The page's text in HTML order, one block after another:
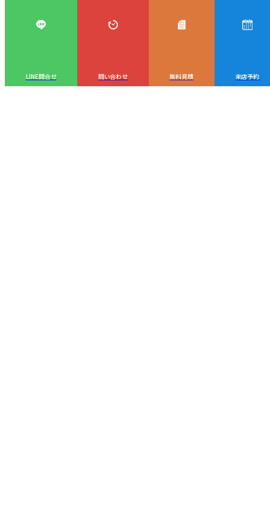
LINE問合せ 問い合わせ 無料見積 来店予約